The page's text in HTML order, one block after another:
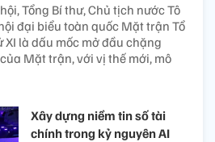
Tổng Bí thư, Chủ tịch nước Tô
đại biểu toàn quốc Mặt trận Tổ
là dấu mốc mở đầu chặng
Mặt trận, với vị thế mới, mô
Xây dựng niềm tin số tài
chính trong kỷ nguyên AI